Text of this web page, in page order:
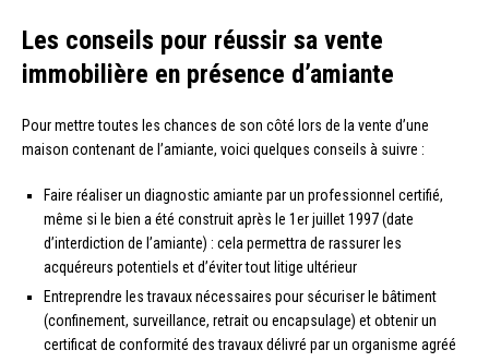
Les conseils pour réussir sa vente
immobilière en présence d’amiante
Pour mettre toutes les chances de son côté lors de la vente d’une
maison contenant de l’amiante, voici quelques conseils à suivre :
Faire réaliser un diagnostic amiante par un professionnel certifié,
même si le bien a été construit après le 1er juillet 1997 (date
d’interdiction de l’amiante) : cela permettra de rassurer les
acquéreurs potentiels et d’éviter tout litige ultérieur
Entreprendre les travaux nécessaires pour sécuriser le bâtiment
(confinement, surveillance, retrait ou encapsulage) et obtenir un
certificat de conformité des travaux délivré par un organisme agréé